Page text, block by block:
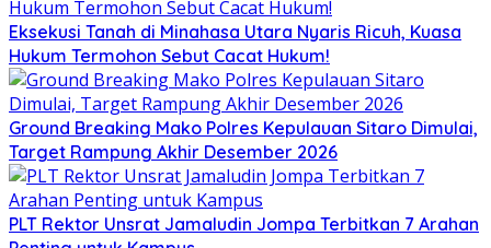
Eksekusi Tanah di Minahasa Utara Nyaris Ricuh, Kuasa
Hukum Termohon Sebut Cacat Hukum!
Ground Breaking Mako Polres Kepulauan Sitaro Dimulai,
Target Rampung Akhir Desember 2026
​PLT Rektor Unsrat Jamaludin Jompa Terbitkan 7 Arahan